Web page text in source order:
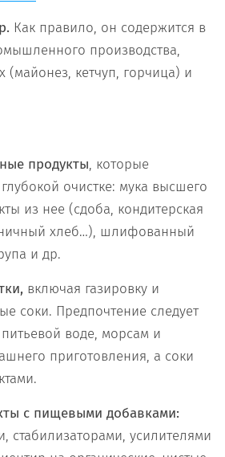
Как правило, он содержится в
производства,
(майонез, кетчуп, горчица) и
продукты, которые
очистке: мука высшего
из нее (сдоба, кондитерская
хлеб…), шлифованный
и др.
включая газировку и
соки. Предпочтение следует
питьевой воде, морсам и
приготовления, а соки
с пищевыми добавками:
стабилизаторами, усилителями